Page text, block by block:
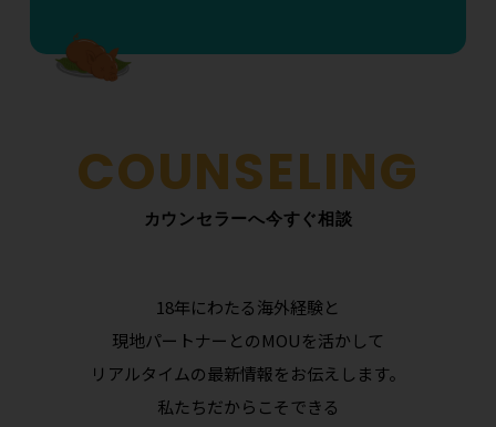
カウンセラーへ今すぐ相談
18年にわたる海外経験と
現地パートナーとのMOUを活かして
リアルタイムの最新情報をお伝えします。
私たちだからこそできる